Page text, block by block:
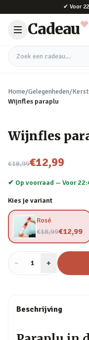
✔ Voor
Cadeau
Zoek een cadeau
Home/Gelegenheden/
Wijnfles paraplu
Wijnfles
€18,99
Nu voor€12,99
✔ Op voorraad —Voor
Kies je variant
Rosé
€18,99
Nu voor€12,99
− Aantal
1 +
Beschrijving